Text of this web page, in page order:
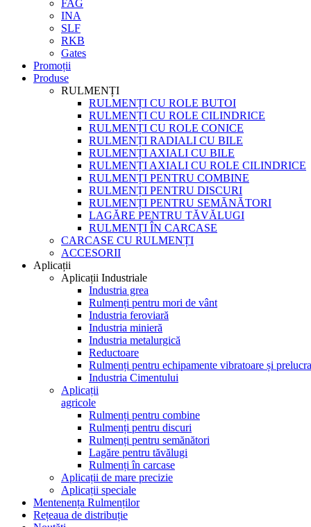
FAG
INA
SLF
RKB
Gates
Promoții
Produse
RULMENȚI
RULMENȚI CU ROLE BUTOI
RULMENȚI CU ROLE CILINDRICE
RULMENȚI CU ROLE CONICE
RULMENȚI RADIALI CU BILE
RULMENȚI AXIALI CU BILE
RULMENȚI AXIALI CU ROLE CILINDRICE
RULMENȚI PENTRU COMBINE
RULMENȚI PENTRU DISCURI
RULMENȚI PENTRU SEMĂNĂTORI
LAGĂRE PENTRU TĂVĂLUGI
RULMENȚI ÎN CARCASE
CARCASE CU RULMENȚI
ACCESORII
Aplicații
Aplicații Industriale
Industria grea
Rulmenți pentru mori de vânt
Industria feroviară
Industria minieră
Industria metalurgică
Reductoare
Rulmenți pentru echipamente vibratoare și
Industria Cimentului
Aplicații
agricole
Rulmenți pentru combine
Rulmenți pentru discuri
Rulmenți pentru semănători
Lagăre pentru tăvălugi
Rulmenți în carcase
Aplicații de mare precizie
Aplicații speciale
Mentenența Rulmenților
Rețeaua de distribuție